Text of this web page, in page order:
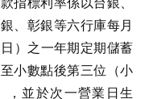
指標利率係以台銀、
、彰銀等六行庫每月
）之一年期定期儲蓄
小數點後第三位（小
，並於次一營業日生